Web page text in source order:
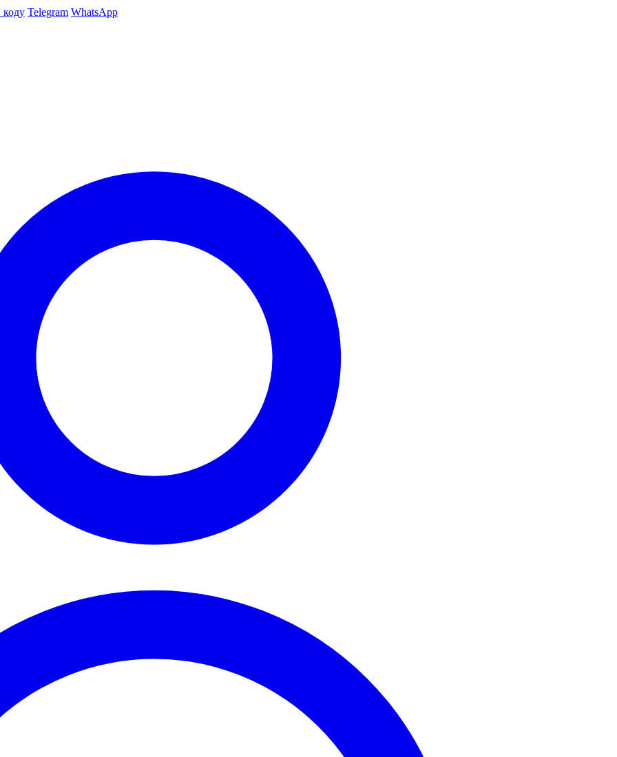
коду Telegram WhatsApp